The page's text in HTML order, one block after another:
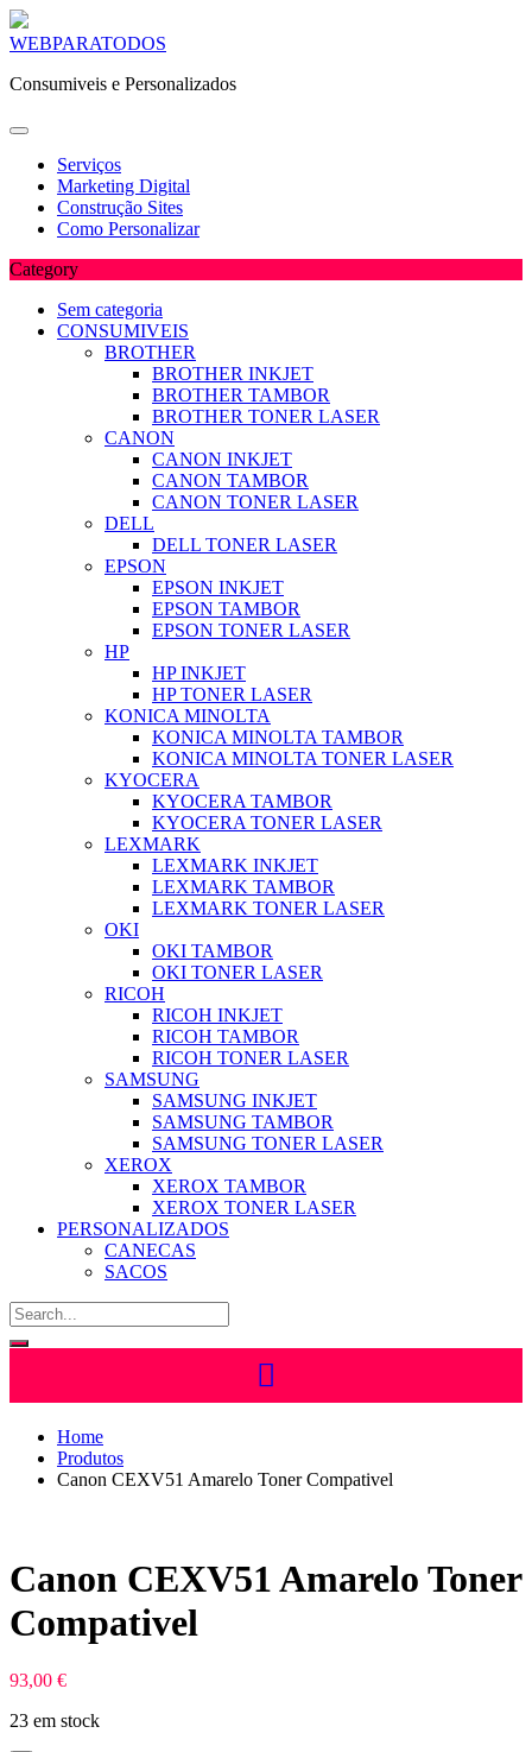
Skip
content
WEBPARATODOS
Consumiveis e Personalizados
Serviços
Marketing Digital
Construção Sites
Como Personalizar
Category
Sem categoria
CONSUMIVEIS
BROTHER
BROTHER INKJET
BROTHER TAMBOR
BROTHER TONER LASER
CANON
CANON INKJET
CANON TAMBOR
CANON TONER LASER
DELL
DELL TONER LASER
EPSON
EPSON INKJET
EPSON TAMBOR
EPSON TONER LASER
HP
HP INKJET
HP TONER LASER
KONICA MINOLTA
KONICA MINOLTA TAMBOR
KONICA MINOLTA TONER LASER
KYOCERA
KYOCERA TAMBOR
KYOCERA TONER LASER
LEXMARK
LEXMARK INKJET
LEXMARK TAMBOR
LEXMARK TONER LASER
OKI
OKI TAMBOR
OKI TONER LASER
RICOH
RICOH INKJET
RICOH TAMBOR
RICOH TONER LASER
SAMSUNG
SAMSUNG INKJET
SAMSUNG TAMBOR
SAMSUNG TONER LASER
XEROX
XEROX TAMBOR
XEROX TONER LASER
PERSONALIZADOS
CANECAS
SACOS
Home
Produtos
Canon CEXV51 Amarelo Toner Compativel
Canon CEXV51 Amarelo Toner
Compativel
93,00 €
23 em stock